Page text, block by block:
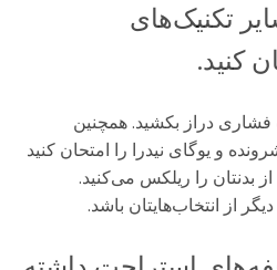
تکنیک‌های
کنید.
دراز بکشید. همچنین
و یوگای نیدرا را امتحان کنید
بدنتان را ریلکس می‌کنید.
از انتخاب‌هایتان باشد.